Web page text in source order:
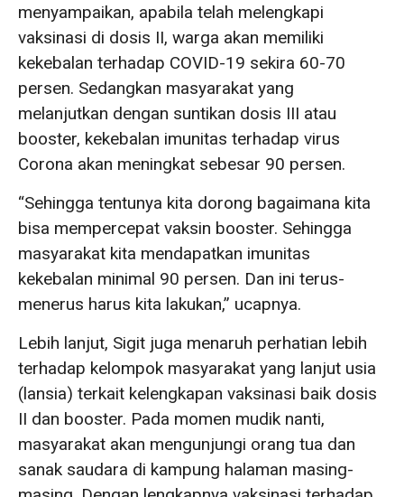
menyampaikan, apabila telah melengkapi
vaksinasi di dosis II, warga akan memiliki
kekebalan terhadap COVID-19 sekira 60-70
persen. Sedangkan masyarakat yang
melanjutkan dengan suntikan dosis III atau
booster, kekebalan imunitas terhadap virus
Corona akan meningkat sebesar 90 persen.
“Sehingga tentunya kita dorong bagaimana kita
bisa mempercepat vaksin booster. Sehingga
masyarakat kita mendapatkan imunitas
kekebalan minimal 90 persen. Dan ini terus-
menerus harus kita lakukan,” ucapnya.
Lebih lanjut, Sigit juga menaruh perhatian lebih
terhadap kelompok masyarakat yang lanjut usia
(lansia) terkait kelengkapan vaksinasi baik dosis
II dan booster. Pada momen mudik nanti,
masyarakat akan mengunjungi orang tua dan
sanak saudara di kampung halaman masing-